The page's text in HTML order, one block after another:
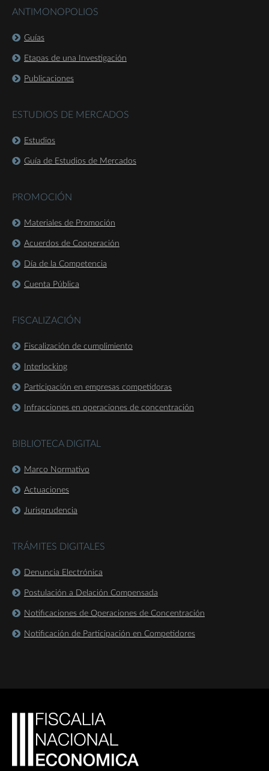
ANTIMONOPOLIOS
Guías
Etapas de una Investigación
Publicaciones
ESTUDIOS DE MERCADOS
Estudios
Guía de Estudios de Mercados
PROMOCIÓN
Materiales de Promoción
Acuerdos de Cooperación
Día de la Competencia
Cuenta Pública
FISCALIZACIÓN
Fiscalización de cumplimiento
Interlocking
Participación en empresas competidoras
Infracciones en operaciones de concentración
BIBLIOTECA DIGITAL
Marco Normativo
Actuaciones
Jurisprudencia
TRÁMITES DIGITALES
Denuncia Electrónica
Postulación a Delación Compensada
Notificaciones de Operaciones de Concentración
Notificación de Participación en Competidores